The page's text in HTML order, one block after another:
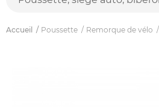
Accueil Poussette Remorque de vélo